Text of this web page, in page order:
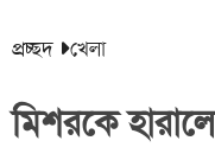
প্রচ্ছদ খেলা
মিশরকে